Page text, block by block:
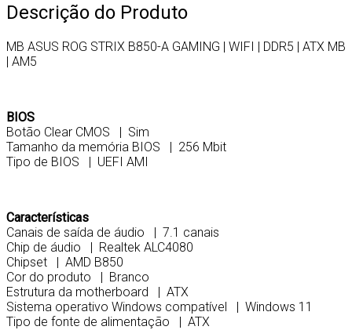
Descrição do Produto
MB ASUS ROG STRIX B850-A GAMING | WIFI | DDR5 | ATX MB
| AM5
BIOS
Botão Clear CMOS | Sim
Tamanho da memória BIOS | 256 Mbit
Tipo de BIOS | UEFI AMI
Características
Canais de saída de áudio | 7.1 canais
Chip de áudio | Realtek ALC4080
Chipset | AMD B850
Cor do produto | Branco
Estrutura da motherboard | ATX
Sistema operativo Windows compatível | Windows 11
Tipo de fonte de alimentação | ATX